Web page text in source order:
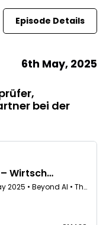
Episode Details
6th May, 2025
bei der